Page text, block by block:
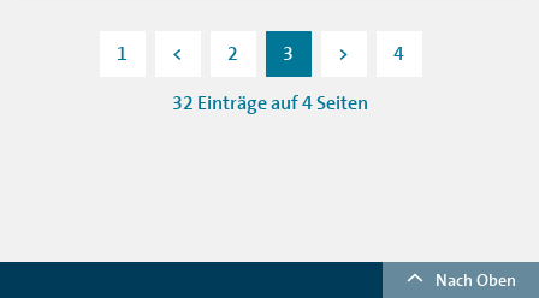
1 < 2 3 > 4
32 Einträge auf 4 Seiten
Nach Oben